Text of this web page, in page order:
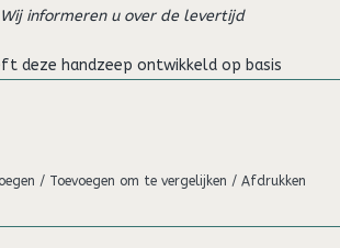
Wij informeren u over de levertijd
deze handzeep ontwikkeld op basis
en antischimmel eigenschappen.
ook tal van enzymen en
/ Toevoegen om te vergelijken / Afdrukken